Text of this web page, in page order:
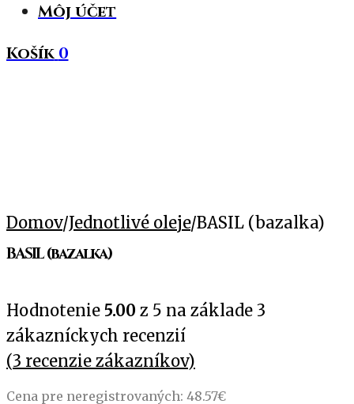
Môj účet
Košík 0
Domov/Jednotlivé oleje/BASIL (bazalka)
BASIL (bazalka)
Hodnotenie 5.00 z 5 na základe 3
zákazníckych recenzií
(3 recenzie zákazníkov)
Cena pre neregistrovaných: 48.57€